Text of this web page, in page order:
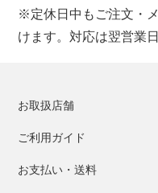
※定休日中もご注文・
けます。対応は翌営業
お取扱店舗
ご利用ガイド
お支払い・送料